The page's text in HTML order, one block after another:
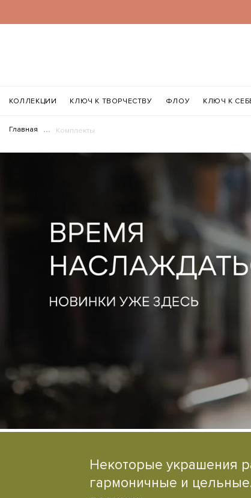
КОЛЛЕКЦИИ КЛЮЧ К ТВОРЧЕСТВУ ФЛОУ КЛЮЧ К
Главная Комплекты
Некоторые украшения
гармоничные и